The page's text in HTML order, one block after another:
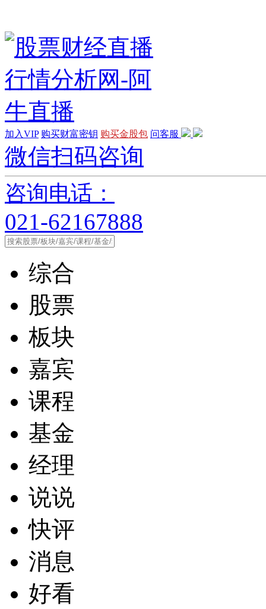
加入VIP 购买财富密钥 购买金股包 问客服
微信扫码咨询
咨询电话：
021-62167888
综合
股票
板块
嘉宾
课程
基金
经理
说说
快评
消息
好看